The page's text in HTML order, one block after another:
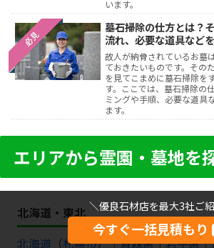
います。
必見
墓石掃除の仕方とは？
流れ、必要な道具など
故人が納骨されているお墓
ておきたいものです。その
を見てこまめに墓石掃除を
す。ここでは、墓石掃除の
ミングや手順、必要な道具
ます。
エリアから霊園・墓地を
北海道・東北
北海道 （札幌市）｜青森県｜岩手県｜
＼優良石材店を最大3社ご
今すぐ一括見積もり